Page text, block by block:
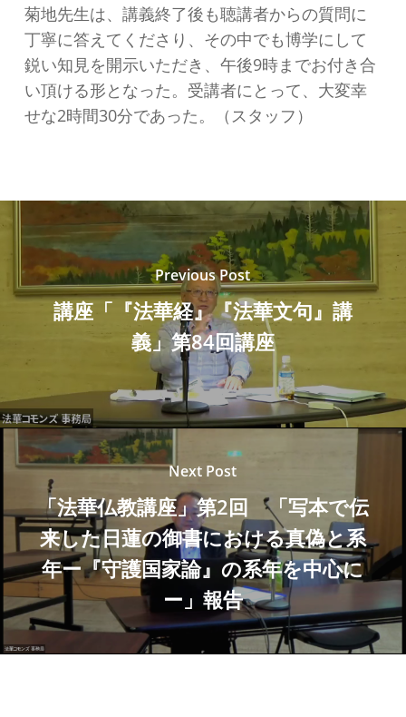
菊地先生は、講義終了後も聴講者からの質問に
丁寧に答えてくださり、その中でも博学にして
鋭い知見を開示いただき、午後9時までお付き合
い頂ける形となった。受講者にとって、大変幸
せな2時間30分であった。（スタッフ）
Previous Post
講座「『法華経』『法華文句』講
義」第84回講座
Next Post
「法華仏教講座」第2回 「写本で伝
来した日蓮の御書における真偽と系
年ー『守護国家論』の系年を中心に
ー」報告